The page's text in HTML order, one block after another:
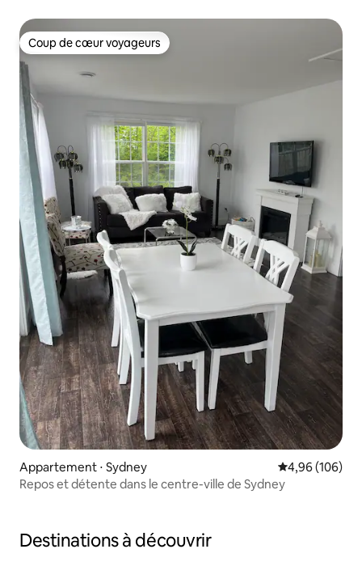
Coup de cœur voyageurs
Coup de cœur voyageurs
Appartement ⋅ Sydney Évaluation
4,96 (106)
Repos et détente dans le centre-ville de Sydney
Destinations à découvrir